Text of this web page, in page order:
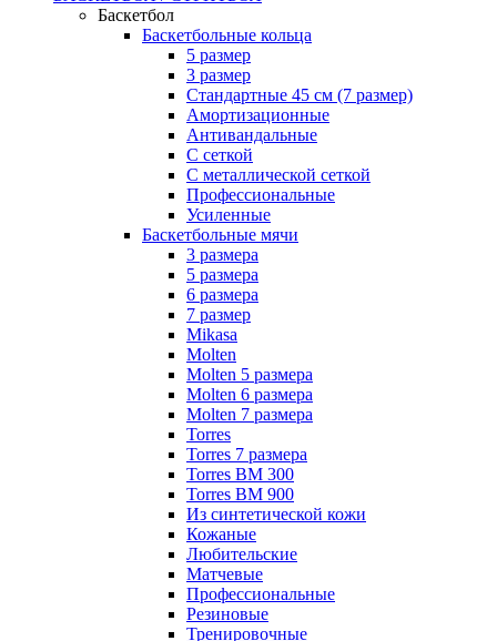
Баскетбол
Баскетбольные кольца
5 размер
3 размер
Стандартные 45 см (7 размер)
Амортизационные
Антивандальные
С сеткой
С металлической сеткой
Профессиональные
Усиленные
Баскетбольные мячи
3 размера
5 размера
6 размера
7 размер
Mikasa
Molten
Molten 5 размера
Molten 6 размера
Molten 7 размера
Torres
Torres 7 размера
Torres BM 300
Torres BM 900
Из синтетической кожи
Кожаные
Любительские
Матчевые
Профессиональные
Резиновые
Тренировочные